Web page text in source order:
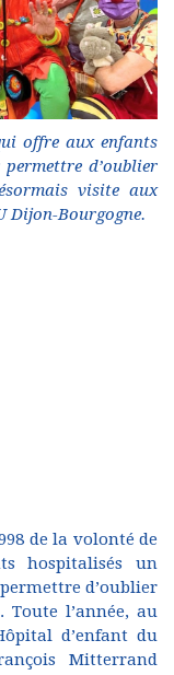
offre aux enfants
d’oublier
visite aux
Dijon-Bourgogne.
de la volonté de
hospitalisés un
d’oublier
l’année, au
d’enfant du
Mitterrand